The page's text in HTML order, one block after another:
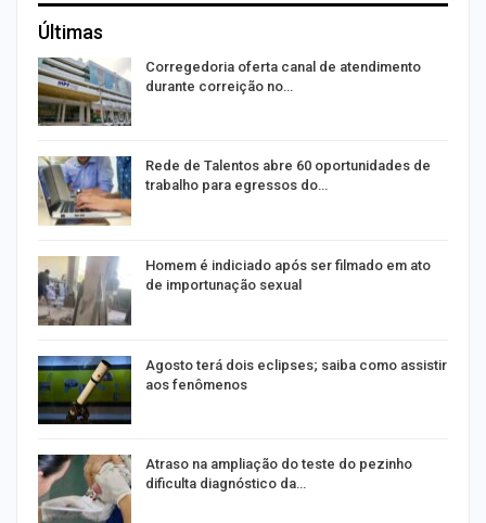
Últimas
Corregedoria oferta canal de atendimento
durante correição no…
Rede de Talentos abre 60 oportunidades de
trabalho para egressos do…
Homem é indiciado após ser filmado em ato
de importunação sexual
Agosto terá dois eclipses; saiba como assistir
aos fenômenos
Atraso na ampliação do teste do pezinho
dificulta diagnóstico da…